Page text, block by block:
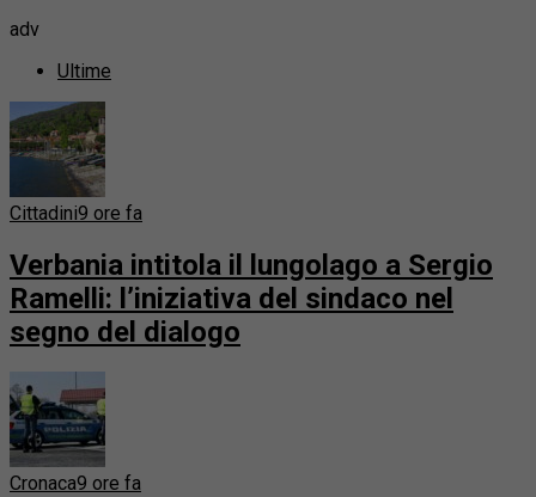
adv
Ultime
Cittadini9 ore fa
Verbania intitola il lungolago a Sergio
Ramelli: l’iniziativa del sindaco nel
segno del dialogo
Cronaca9 ore fa